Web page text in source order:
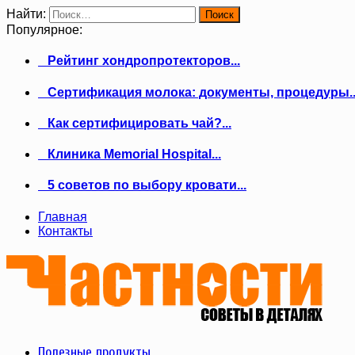
Найти:
Популярное:
Рейтинг хондропротекторов...
Сертификация молока: документы,
Как сертифицировать чай?...
Клиника Memorial Hospital...
5 советов по выбору кровати...
Главная
Контакты